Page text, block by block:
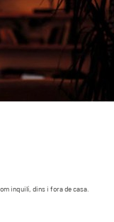
inquilí, dins i fora de casa.